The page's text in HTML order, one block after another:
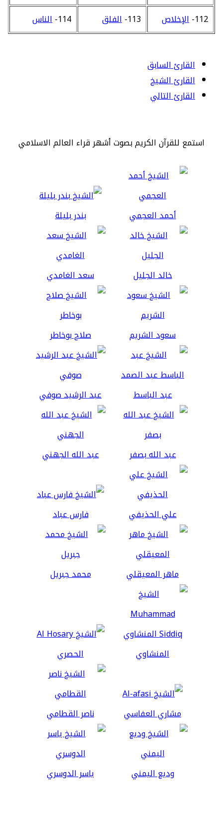
112- الإخلاص 113- الفلق 114- الناس
القارئ السابق
القارئ الشيخ
القارئ التالي
استمع للقرآن الكريم بصوت أشهر قراء العالم الاسلامي
أحمد العجمي بندر بليلة
خالد الجليل سعد الغامدي
سعود الشريم صلاح بوخاطر
عبد الباسط عبد الرشيد صوفي
عبد الله بصفر عبد الله الجهني
علي الحذيفي فارس عباد
ماهر المعيقلي محمد جبريل
المنشاوي الحصري
مشاري العفاسي ناصر القطامي
وديع اليمني ياسر الدوسري